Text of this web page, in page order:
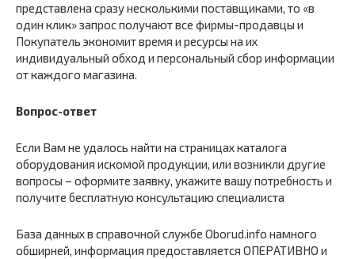
представлена сразу несколькими поставщиками, то «в
один клик» запрос получают все фирмы-продавцы и
Покупатель экономит время и ресурсы на их
индивидуальный обход и персональный сбор информации
от каждого магазина.
Вопрос-ответ
Если Вам не удалось найти на страницах каталога
оборудования искомой продукции, или возникли другие
вопросы – оформите заявку, укажите вашу потребность и
получите бесплатную консультацию специалиста
База данных в справочной службе Oborud.info намного
обширней, информация предоставляется ОПЕРАТИВНО и